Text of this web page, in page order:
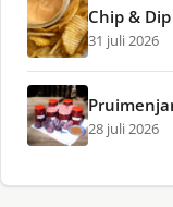
Chip & Dip
31 juli 2026
28 juli 2026